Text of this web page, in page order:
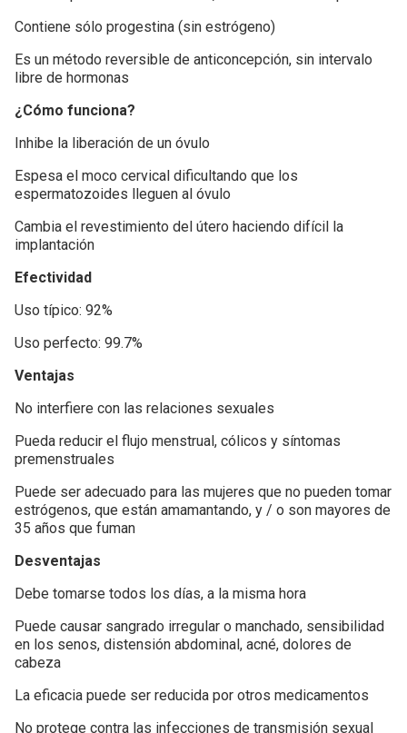
Contiene sólo progestina (sin estrógeno)
Es un método reversible de anticoncepción, sin intervalo
libre de hormonas
¿Cómo funciona?
Inhibe la liberación de un óvulo
Espesa el moco cervical dificultando que los
espermatozoides lleguen al óvulo
Cambia el revestimiento del útero haciendo difícil la
implantación
Efectividad
Uso típico: 92%
Uso perfecto: 99.7%
Ventajas
No interfiere con las relaciones sexuales
Pueda reducir el flujo menstrual, cólicos y síntomas
premenstruales
Puede ser adecuado para las mujeres que no pueden tomar
estrógenos, que están amamantando, y / o son mayores de
35 años que fuman
Desventajas
Debe tomarse todos los días, a la misma hora
Puede causar sangrado irregular o manchado, sensibilidad
en los senos, distensión abdominal, acné, dolores de
cabeza
La eficacia puede ser reducida por otros medicamentos
No protege contra las infecciones de transmisión sexual